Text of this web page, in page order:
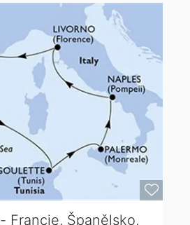
Francie, Španělsko,